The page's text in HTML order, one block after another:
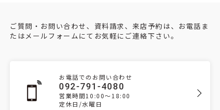
ご質問・お問い合わせ、資料請求、来店予約は、お電話ま
たはメールフォームにてお気軽にご連絡下さい。
お電話でのお問い合わせ
092-791-4080
営業時間10:00～18:00
定休日/水曜日